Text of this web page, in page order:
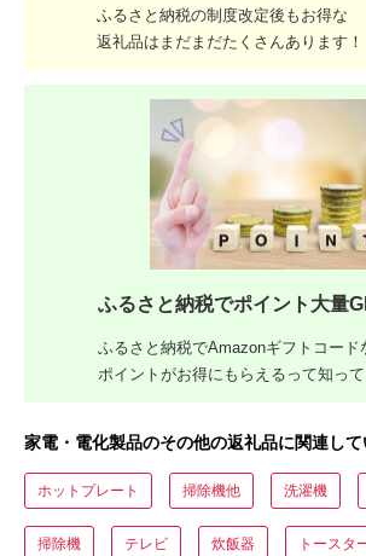
ふるさと納税の制度改定後もお得な
返礼品はまだまだたくさんあります！
ふるさと納税でポイント大量
ふるさと納税でAmazonギフトコード
ポイントがお得にもらえるって知っ
家電・電化製品のその他の返礼品に関連して
ホットプレート 掃除機他 洗濯機
掃除機 テレビ 炊飯器 トースタ